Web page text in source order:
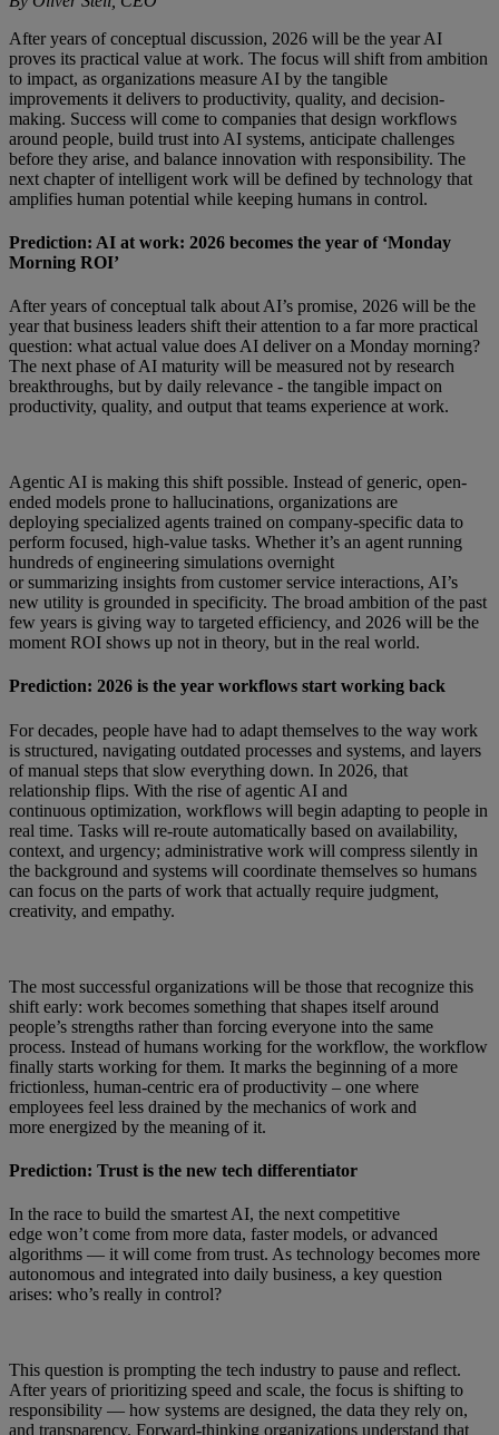
After years of conceptual discussion, 2026 will be the year AI
proves its practical value at work. The focus will shift from ambition
to impact, as organizations measure AI by the tangible
improvements it delivers to productivity, quality, and decision-
making. Success will come to companies that design workflows
around people, build trust into AI systems, anticipate challenges
before they arise, and balance innovation with responsibility. The
next chapter of intelligent work will be defined by technology that
amplifies human potential while keeping humans in control.
Prediction: AI at work: 2026 becomes the year of ‘Monday
Morning ROI’
After years of conceptual talk about AI’s promise, 2026 will be the
year that business leaders shift their attention to a far more practical
question: what actual value does AI deliver on a Monday morning?
The next phase of AI maturity will be measured not by research
breakthroughs, but by daily relevance - the tangible impact on
productivity, quality, and output that teams experience at work.
Agentic AI is making this shift possible. Instead of generic, open-
ended models prone to hallucinations, organizations are
deploying specialized agents trained on company-specific data to
perform focused, high-value tasks. Whether it’s an agent running
hundreds of engineering simulations overnight
or summarizing insights from customer service interactions, AI’s
new utility is grounded in specificity. The broad ambition of the past
few years is giving way to targeted efficiency, and 2026 will be the
moment ROI shows up not in theory, but in the real world.
Prediction: 2026 is the year workflows start working back
For decades, people have had to adapt themselves to the way work
is structured, navigating outdated processes and systems, and layers
of manual steps that slow everything down. In 2026, that
relationship flips. With the rise of agentic AI and
continuous optimization, workflows will begin adapting to people in
real time. Tasks will re-route automatically based on availability,
context, and urgency; administrative work will compress silently in
the background and systems will coordinate themselves so humans
can focus on the parts of work that actually require judgment,
creativity, and empathy.
The most successful organizations will be those that recognize this
shift early: work becomes something that shapes itself around
people’s strengths rather than forcing everyone into the same
process. Instead of humans working for the workflow, the workflow
finally starts working for them. It marks the beginning of a more
frictionless, human-centric era of productivity – one where
employees feel less drained by the mechanics of work and
more energized by the meaning of it.
Prediction: Trust is the new tech differentiator
In the race to build the smartest AI, the next competitive
edge won’t come from more data, faster models, or advanced
algorithms — it will come from trust. As technology becomes more
autonomous and integrated into daily business, a key question
arises: who’s really in control?
This question is prompting the tech industry to pause and reflect.
After years of prioritizing speed and scale, the focus is shifting to
responsibility — how systems are designed, the data they rely on,
and transparency. Forward-thinking organizations understand that